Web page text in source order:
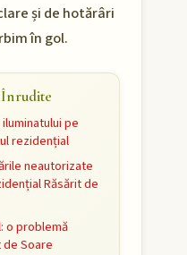
și de hotărâri
în gol.
iluminatului pe
rezidențial
neautorizate
Răsărit de
o problemă
Soare